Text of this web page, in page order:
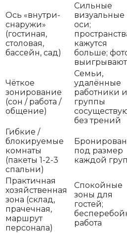
Ось «внутри-
снаружи»
(гостиная,
столовая,
бассейн, сад)
Сильные
визуальные
оси;
кажутся
больше;
выигрывают
Чёткое
зонирование
(сон / работа /
общение)
Семьи,
удалённые
работники и
группы
без трений
Гибкие /
блокируемые
комнаты
(пакеты 1-2-3
спальни)
под размер
каждой
Практичная
хозяйственная
зона (склад,
прачечная,
маршрут
персонала)
Спокойные
зоны для
гостей;
работа